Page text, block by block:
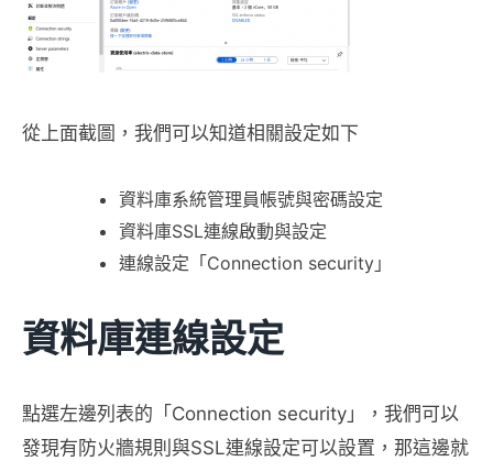
從上面截圖，我們可以知道相關設定如下
資料庫系統管理員帳號與密碼設定
資料庫SSL連線啟動與設定
連線設定「Connection security」
資料庫連線設定
點選左邊列表的「Connection security」，我們可以
發現有防火牆規則與SSL連線設定可以設置，那這邊就